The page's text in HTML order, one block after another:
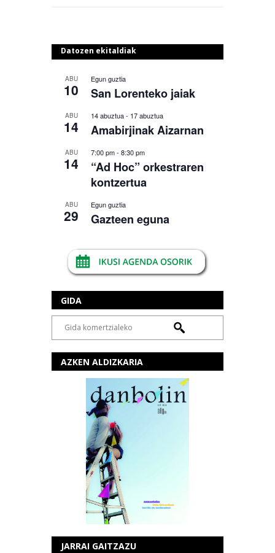
Datozen ekitaldiak
ABU
10
Egun guztia
San Lorenteko jaiak
ABU
14
14 abuztua- 17 abuztua
Amabirjinak Aizarnan
ABU
14
7:00 pm- 8:30 pm
“Ad Hoc” orkestraren
kontzertua
ABU
29
Egun guztia
Gazteen eguna
GIDA
AZKEN ALDIZKARIA
JARRAI GAITZAZU